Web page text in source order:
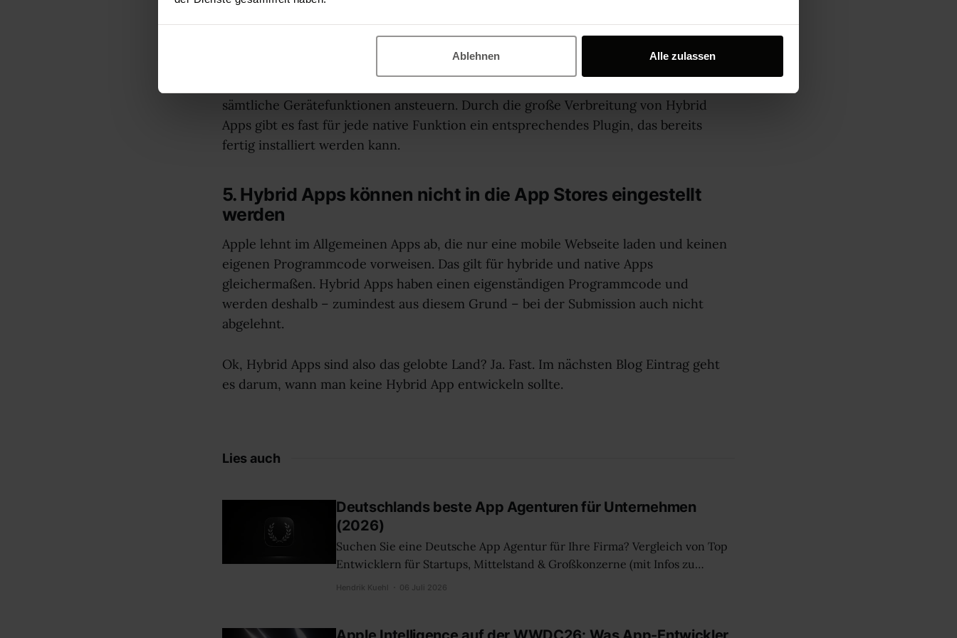
Ablehnen Alle zulassen
verbinden. Der native Anteil ist zum Beispiel der Zugriff auf die Hardware-
sämtliche Gerätefunktionen ansteuern. Durch die große Verbreitung von Hybrid
Apps gibt es fast für jede native Funktion ein entsprechendes Plugin, das bereits
fertig installiert werden kann.
5. Hybrid Apps können nicht in die App Stores eingestellt
werden
Apple lehnt im Allgemeinen Apps ab, die nur eine mobile Webseite laden und keinen
eigenen Programmcode vorweisen. Das gilt für hybride und native Apps
gleichermaßen. Hybrid Apps haben einen eigenständigen Programmcode und
werden deshalb – zumindest aus diesem Grund – bei der Submission auch nicht
abgelehnt.
Ok, Hybrid Apps sind also das gelobte Land? Ja. Fast. Im nächsten Blog Eintrag geht
es darum, wann man keine Hybrid App entwickeln sollte.
Lies auch
Deutschlands beste App Agenturen für Unternehmen
(2026)
Suchen Sie eine Deutsche App Agentur für Ihre Firma? Vergleich von Top
Entwicklern für Startups, Mittelstand & Großkonzerne (mit Infos zu
Budget & Technologie). Deutschlands beste App-Agentur für Startups, den
Hendrik Kuehl 06 Juli 2026